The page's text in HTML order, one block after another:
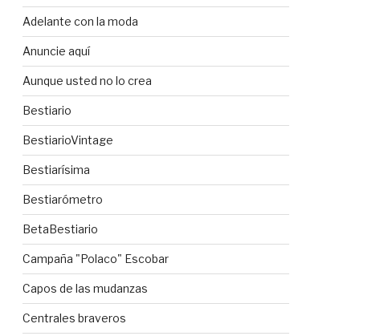
Adelante con la moda
Anuncie aquí
Aunque usted no lo crea
Bestiario
BestiarioVintage
Bestiarísima
Bestiarómetro
BetaBestiario
Campaña "Polaco" Escobar
Capos de las mudanzas
Centrales braveros